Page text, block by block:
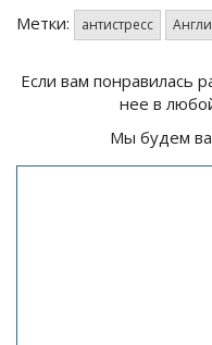
Метки:
антистресс
Если вам понравилась
нее в
Мы будем